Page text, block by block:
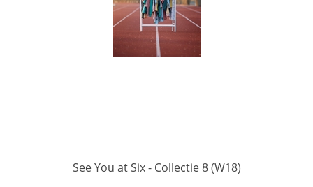
See You at Six - Collectie 8 (W18)